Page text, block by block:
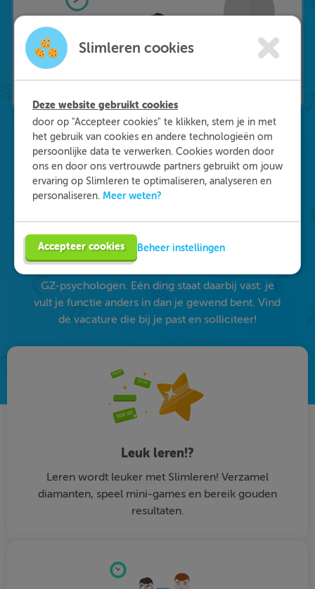
Waarom kiezen voor
Slimleren
Onderdeel worden van ons multidisciplinaire
team? Dat kan! We zijn op zoek naar starters in
de zorg, maar ook naar medisch specialisten en
GZ-psychologen. Eén ding staat daarbij vast: je
vult je functie anders in dan je gewend bent. Vind
de vacature die bij je past en solliciteer!
Leuk leren!?
Leren wordt leuker met Slimleren! Verzamel
diamanten, speel mini-games en bereik gouden
resultaten.
Slimleren cookies
Deze website gebruikt cookies
door op "Accepteer cookies" te klikken, stem je in met
het gebruik van cookies en andere technologieën om
persoonlijke data te verwerken. Cookies worden door
ons en door ons vertrouwde partners gebruikt om jouw
ervaring op Slimleren te optimaliseren, analyseren en
personaliseren. Meer weten?
Accepteer cookies Beheer instellingen